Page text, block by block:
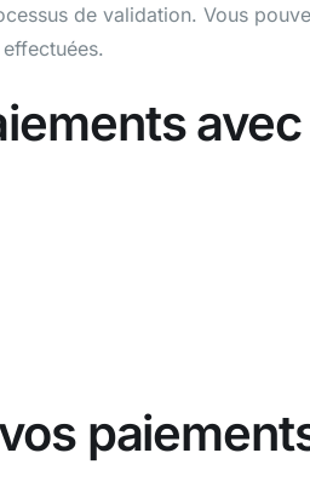
de validation. Vous